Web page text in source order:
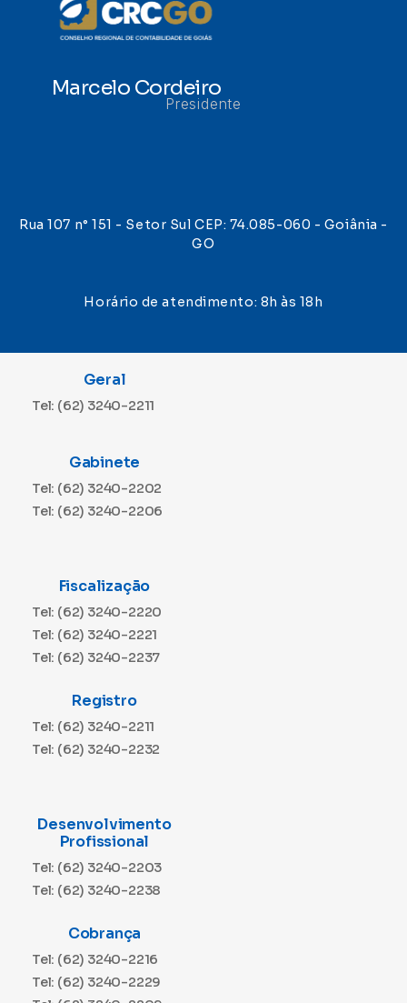
Marcelo Cordeiro
Presidente
Rua 107 n° 151 - Setor Sul CEP: 74.085-060 - Goiânia -
GO
Horário de atendimento: 8h às 18h
Geral
Tel: (62) 3240-2211
Gabinete
Tel: (62) 3240-2202
Tel: (62) 3240-2206
Fiscalização
Tel: (62) 3240-2220
Tel: (62) 3240-2221
Tel: (62) 3240-2237
Registro
Tel: (62) 3240-2211
Tel: (62) 3240-2232
Desenvolvimento
Profissional
Tel: (62) 3240-2203
Tel: (62) 3240-2238
Cobrança
Tel: (62) 3240-2216
Tel: (62) 3240-2229